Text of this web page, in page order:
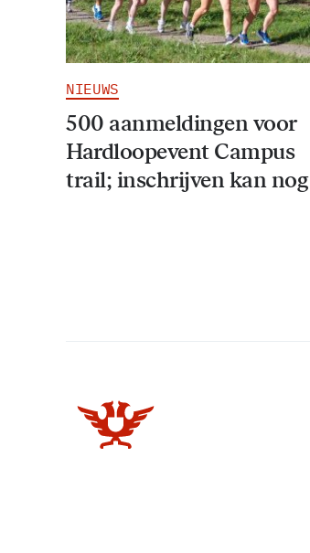
NIEUWS
500 aanmeldingen voor
Hardloopevent Campus
trail; inschrijven kan nog